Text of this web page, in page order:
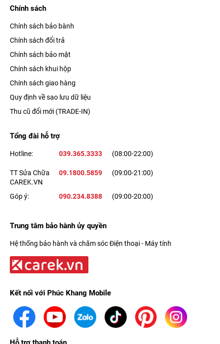
Chính sách
Chính sách bảo bành
Chính sách đổi trả
Chính sách bảo mật
Chính sách khui hộp
Chính sách giao hàng
Quy định về sao lưu dữ liệu
Thu cũ đổi mới (TRADE-IN)
Tổng đài hỗ trợ
Hotline: 039.365.3333 (08:00-22:00)
TT Sửa Chữa
CAREK.VN
09.1800.5859 (09:00-21:00)
Góp ý: 090.234.8388 (09:00-20:00)
Trung tâm bảo hành ủy quyền
Hệ thống bảo hành và chăm sóc Điện thoại - Máy tính
Kết nối với Phúc Khang Mobile